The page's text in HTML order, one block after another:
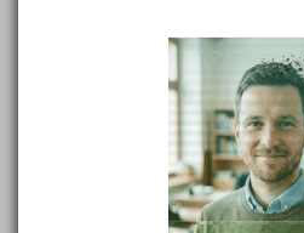
Kritika hry M. L. King v
Důležité reakce organických
Zákonitosti v elektronové
Základní charakteristiky
Karel Hynek Mácha: Máj